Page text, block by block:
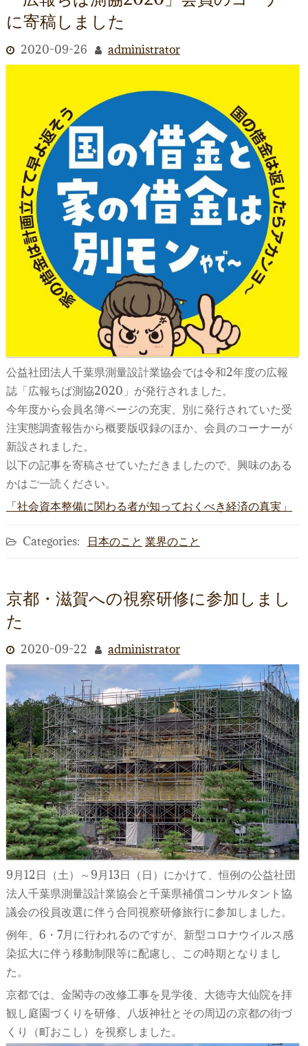
に寄稿しました
2020-09-26 administrator
公益社団法人千葉県測量設計業協会では令和2年度の広報
誌「広報ちば測協2020」が発行されました。
今年度から会員名簿ページの充実、別に発行されていた受
注実態調査報告から概要版収録のほか、会員のコーナーが
新設されました。
以下の記事を寄稿させていただきましたので、興味のある
かはご一読ください。
「社会資本整備に関わる者が知っておくべき経済の真実」
Categories: 日本のこと 業界のこと
京都・滋賀への視察研修に参加しまし
た
2020-09-22 administrator
9月12日（土）～9月13日（日）にかけて、恒例の公益社団
法人千葉県測量設計業協会と千葉県補償コンサルタント協
議会の役員改選に伴う合同視察研修旅行に参加しました。
例年、6・7月に行われるのですが、新型コロナウイルス感
染拡大に伴う移動制限等に配慮し、この時期となりまし
た。
京都では、金閣寺の改修工事を見学後、大徳寺大仙院を拝
観し庭園づくりを研修、八坂神社とその周辺の京都の街づ
くり（町おこし）を視察しました。